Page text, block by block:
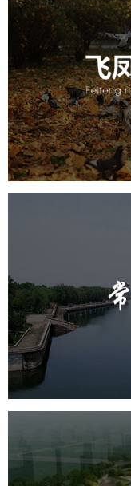
飞
旅游休闲
智慧体育公园
旅游休闲
城东区